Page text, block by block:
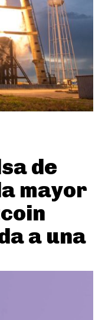
de
mayor
a una